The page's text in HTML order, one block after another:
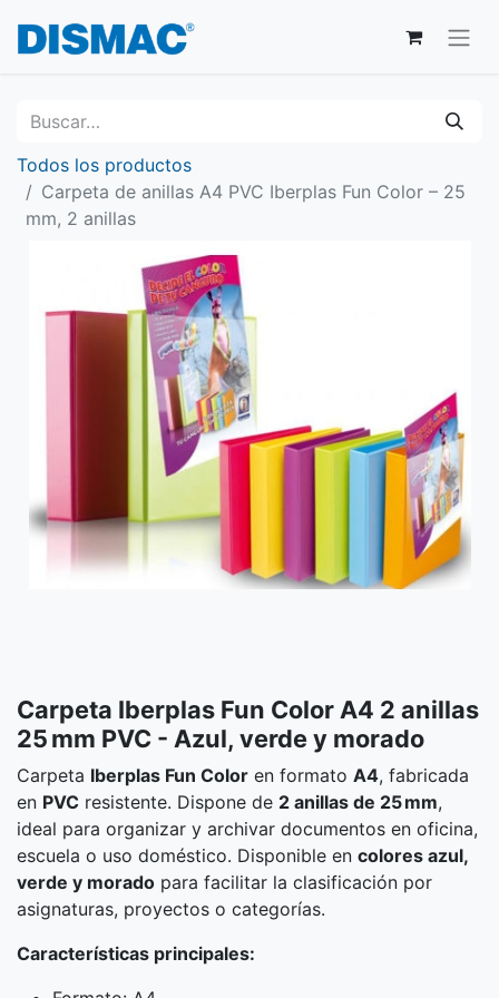
Todos los productos
Carpeta de anillas A4 PVC Iberplas Fun Color – 25
mm, 2 anillas
Carpeta Iberplas Fun Color A4 2 anillas
25 mm PVC - Azul, verde y morado
Carpeta Iberplas Fun Color en formato A4, fabricada
en PVC resistente. Dispone de 2 anillas de 25 mm,
ideal para organizar y archivar documentos en oficina,
escuela o uso doméstico. Disponible en colores azul,
verde y morado para facilitar la clasificación por
asignaturas, proyectos o categorías.
Características principales: